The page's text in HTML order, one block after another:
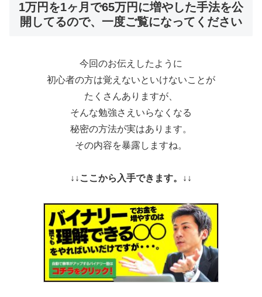
1万円を1ヶ月で65万円に増やした手法を公
開してるので、一度ご覧になってください
今回のお伝えしたように
初心者の方は覚えないといけないことが
たくさんありますが、
そんな勉強さえいらなくなる
秘密の方法が実はあります。
その内容を暴露しますね。
↓↓ここから入手できます。↓↓